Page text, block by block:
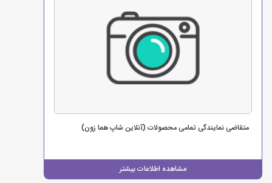
مشاهده اطلاعات بیشتر
متقاضی نمایندگی تمامی محصولات (آنلاین شاپ هما زون)